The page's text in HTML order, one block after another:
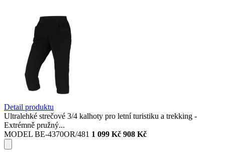
Detail produktu
Ultralehké strečové 3/4 kalhoty pro letní turistiku a trekking -
Extrémně pružný...
MODEL BE-4370OR/481 1 099 Kč 908 Kč